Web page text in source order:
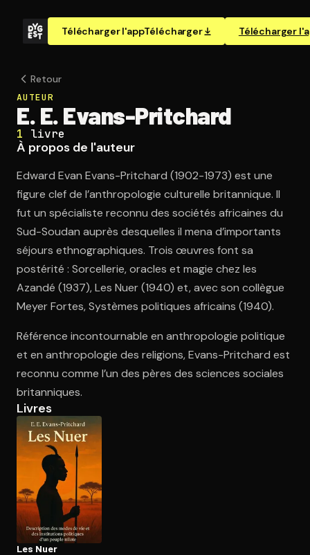
Télécharger l'appTélécharger Télécharger
Ouvre l'app Appareil photo, pointe sur le code. C'est gratuit à
Retour
AUTEUR
E. E. Evans-Pritchard
1 livre
À propos de l'auteur
Edward Evan Evans-Pritchard (1902-1973) est une
figure clef de l’anthropologie culturelle britannique. Il
fut un spécialiste reconnu des sociétés africaines du
Sud-Soudan auprès desquelles il mena d’importants
séjours ethnographiques. Trois œuvres font sa
postérité : Sorcellerie, oracles et magie chez les
Azandé (1937), Les Nuer (1940) et, avec son collègue
Meyer Fortes, Systèmes politiques africains (1940).
Référence incontournable en anthropologie politique
et en anthropologie des religions, Evans-Pritchard est
reconnu comme l’un des pères des sciences sociales
britanniques.
Livres
Les Nuer